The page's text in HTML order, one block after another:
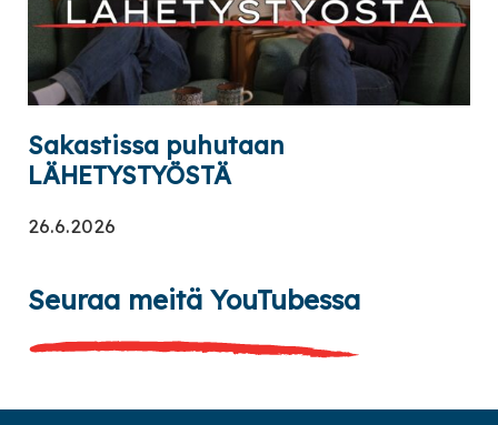
Sakastissa puhutaan
LÄHETYSTYÖSTÄ
26.6.2026
Seuraa meitä YouTubessa